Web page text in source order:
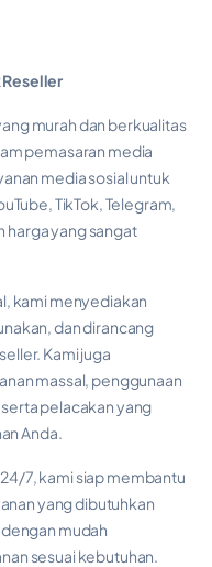
Reseller
murah dan berkualitas
pemasaran media
media sosial untuk
TikTok, Telegram,
harga yang sangat
kami menyediakan
dan dirancang
Kami juga
massal, penggunaan
pelacakan yang
Anda.
7, kami siap membantu
yang dibutuhkan
mudah
sesuai kebutuhan.